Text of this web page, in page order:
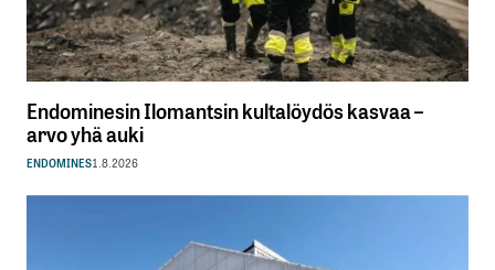
Endominesin Ilomantsin kultalöydös kasvaa –
arvo yhä auki
ENDOMINES1.8.2026